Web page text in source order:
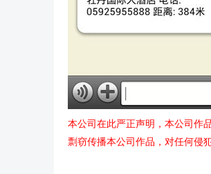
本公司在此严正声明，本公司作
剽窃传播本公司作品，对任何侵